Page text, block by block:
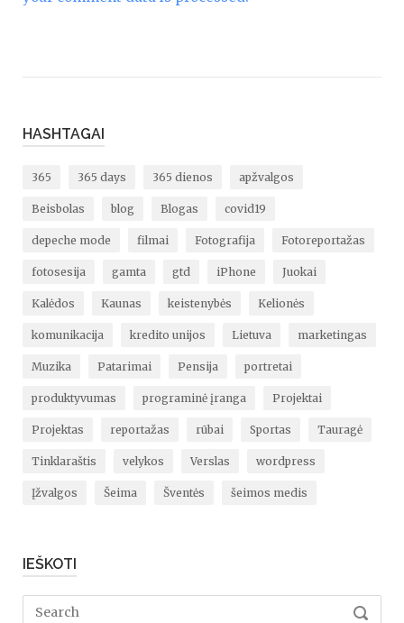
HASHTAGAI
365 365 days 365 dienos apžvalgos
Beisbolas blog Blogas covid19
depeche mode filmai Fotografija Fotoreportažas
fotosesija gamta gtd iPhone Juokai
Kalėdos Kaunas keistenybės Kelionės
komunikacija kredito unijos Lietuva marketingas
Muzika Patarimai Pensija portretai
produktyvumas programinė įranga Projektai
Projektas reportažas rūbai Sportas Tauragė
Tinklaraštis velykos Verslas wordpress
Įžvalgos Šeima Šventės šeimos medis
IEŠKOTI
Search